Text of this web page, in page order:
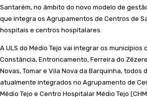
Santarém, no âmbito do novo modelo de
que integra os Agrupamentos de Centros de
hospitais e centros hospitalares.
A ULS do Médio Tejo vai integrar os municípios
Constância, Entroncamento, Ferreira do
Novas, Tomar e Vila Nova da Barquinha, todos
atualmente integrados no Agrupamento de
Médio Tejo e Centro Hospitalar Médio Tejo